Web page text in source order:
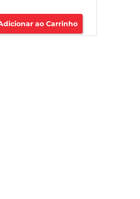
ao Carrinho